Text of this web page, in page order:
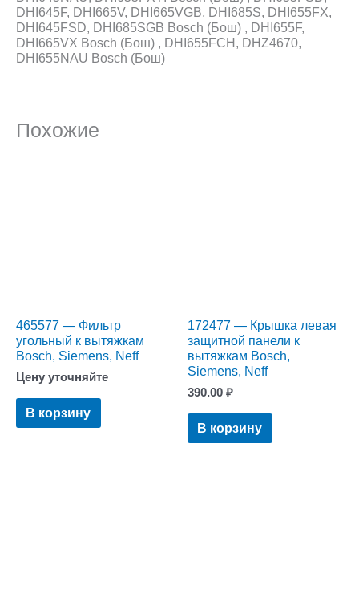
DHI645F, DHI665V, DHI665VGB, DHI685S, DHI655FX,
DHI645FSD, DHI685SGB Bosch (Бош) , DHI655F,
DHI665VX Bosch (Бош) , DHI655FCH, DHZ4670,
DHI655NAU Bosch (Бош)
Похожие
465577 — Фильтр
угольный к вытяжкам
Bosch, Siemens, Neff
Цену уточняйте
В корзину
172477 — Крышка левая
защитной панели к
вытяжкам Bosch,
Siemens, Neff
390.00 ₽
В корзину